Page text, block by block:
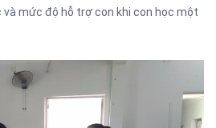
và mức độ hỗ trợ con khi con học một